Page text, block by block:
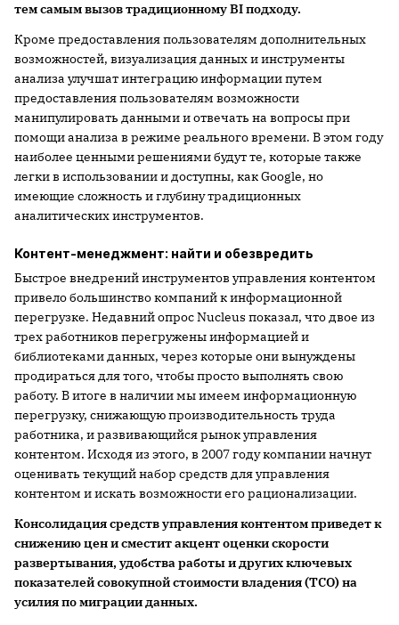
тем самым вызов традиционному BI подходу.
Кроме предоставления пользователям дополнительных
возможностей, визуализация данных и инструменты
анализа улучшат интеграцию информации путем
предоставления пользователям возможности
манипулировать данными и отвечать на вопросы при
помощи анализа в режиме реального времени. В этом году
наиболее ценными решениями будут те, которые также
легки в использовании и доступны, как Google, но
имеющие сложность и глубину традиционных
аналитических инструментов.
Контент-менеджмент: найти и обезвредить
Быстрое внедрений инструментов управления контентом
привело большинство компаний к информационной
перегрузке. Недавний опрос Nucleus показал, что двое из
трех работников перегружены информацией и
библиотеками данных, через которые они вынуждены
продираться для того, чтобы просто выполнять свою
работу. В итоге в наличии мы имеем информационную
перегрузку, снижающую производительность труда
работника, и развивающийся рынок управления
контентом. Исходя из этого, в 2007 году компании начнут
оценивать текущий набор средств для управления
контентом и искать возможности его рационализации.
Консолидация средств управления контентом приведет к
снижению цен и сместит акцент оценки скорости
развертывания, удобства работы и других ключевых
показателей совокупной стоимости владения (TCO) на
усилия по миграции данных.